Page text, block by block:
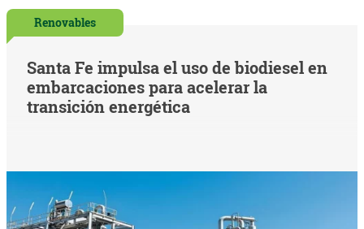
Renovables
Santa Fe impulsa el uso de biodiesel en
embarcaciones para acelerar la
transición energética